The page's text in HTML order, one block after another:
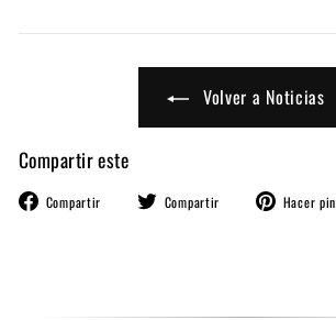
Volver a Noticias
Compartir este
Compartir
CompartirCompartir
Tuitear Hacer pin